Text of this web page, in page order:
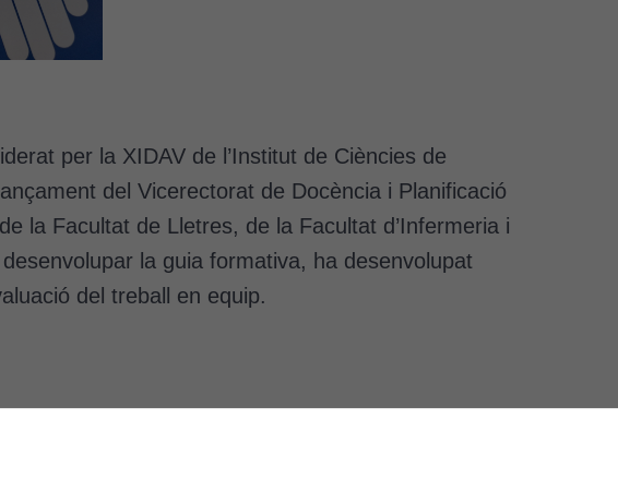
per la XIDAV de l’Institut de Ciències de
del Vicerectorat de Docència i Planificació
la Facultat de Lletres, de la Facultat d’Infermeria i
la guia formativa, ha desenvolupat
del treball en equip.